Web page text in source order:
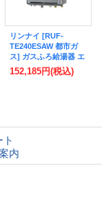
リンナイ [RUF-
TE240ESAW 都市ガ
ス] ガスふろ給湯器 エ
コジョーズ 24号 オー
ト 屋外壁掛型 リモコ
152,185円(税込)
内